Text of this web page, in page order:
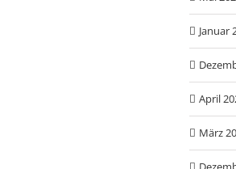
Januar
April
März